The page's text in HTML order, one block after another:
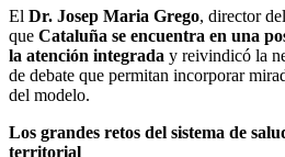
El Dr. Josep Maria Grego, director
que Cataluña se encuentra en una
la atención integrada y reivindicó la
de debate que permitan incorporar
del modelo.
Los grandes retos del sistema de
territorial